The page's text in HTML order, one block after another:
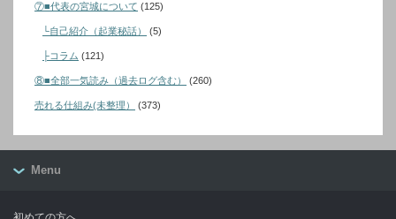
⑦■代表の宮城について (125)
└自己紹介（起業秘話） (5)
├コラム (121)
⑧■全部一気読み（過去ログ含む） (260)
売れる仕組み(未整理） (373)
Menu